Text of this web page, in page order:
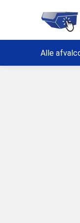
Alle